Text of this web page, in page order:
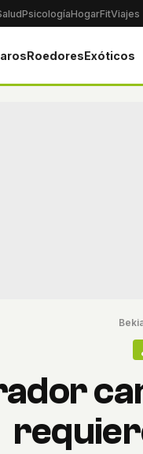
PsicologíaHogarFitViajes
RoedoresExóticos